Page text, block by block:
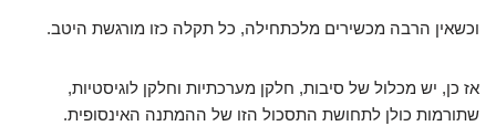
וכשאין הרבה מכשירים מלכתחילה, כל תקלה כזו מורגשת היטב.
אז כן, יש מכלול של סיבות, חלקן מערכתיות וחלקן לוגיסטיות,
שתורמות כולן לתחושת התסכול הזו של ההמתנה האינסופית.